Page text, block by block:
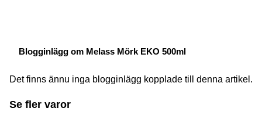
Blogginlägg om Melass Mörk EKO 500ml
Det finns ännu inga blogginlägg kopplade till denna artikel.
Se fler varor